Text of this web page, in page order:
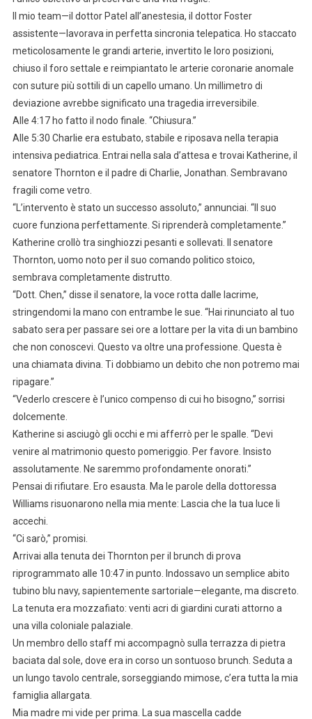
Il mio team—il dottor Patel all’anestesia, il dottor Foster
assistente—lavorava in perfetta sincronia telepatica. Ho staccato
meticolosamente le grandi arterie, invertito le loro posizioni,
chiuso il foro settale e reimpiantato le arterie coronarie anomale
con suture più sottili di un capello umano. Un millimetro di
deviazione avrebbe significato una tragedia irreversibile.
Alle 4:17 ho fatto il nodo finale. “Chiusura.”
Alle 5:30 Charlie era estubato, stabile e riposava nella terapia
intensiva pediatrica. Entrai nella sala d’attesa e trovai Katherine, il
senatore Thornton e il padre di Charlie, Jonathan. Sembravano
fragili come vetro.
“L’intervento è stato un successo assoluto,” annunciai. “Il suo
cuore funziona perfettamente. Si riprenderà completamente.”
Katherine crollò tra singhiozzi pesanti e sollevati. Il senatore
Thornton, uomo noto per il suo comando politico stoico,
sembrava completamente distrutto.
“Dott. Chen,” disse il senatore, la voce rotta dalle lacrime,
stringendomi la mano con entrambe le sue. “Hai rinunciato al tuo
sabato sera per passare sei ore a lottare per la vita di un bambino
che non conoscevi. Questo va oltre una professione. Questa è
una chiamata divina. Ti dobbiamo un debito che non potremo mai
ripagare.”
“Vederlo crescere è l’unico compenso di cui ho bisogno,” sorrisi
dolcemente.
Katherine si asciugò gli occhi e mi afferrò per le spalle. “Devi
venire al matrimonio questo pomeriggio. Per favore. Insisto
assolutamente. Ne saremmo profondamente onorati.”
Pensai di rifiutare. Ero esausta. Ma le parole della dottoressa
Williams risuonarono nella mia mente: Lascia che la tua luce li
accechi.
“Ci sarò,” promisi.
Arrivai alla tenuta dei Thornton per il brunch di prova
riprogrammato alle 10:47 in punto. Indossavo un semplice abito
tubino blu navy, sapientemente sartoriale—elegante, ma discreto.
La tenuta era mozzafiato: venti acri di giardini curati attorno a
una villa coloniale palaziale.
Un membro dello staff mi accompagnò sulla terrazza di pietra
baciata dal sole, dove era in corso un sontuoso brunch. Seduta a
un lungo tavolo centrale, sorseggiando mimose, c’era tutta la mia
famiglia allargata.
Mia madre mi vide per prima. La sua mascella cadde